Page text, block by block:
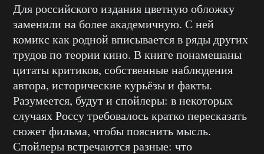
Для российского издания цветную обложку
заменили на более академичную. С ней
комикс как родной вписывается в ряды других
трудов по теории кино. В книге понамешаны
цитаты критиков, собственные наблюдения
автора, исторические курьёзы и факты.
Разумеется, будут и спойлеры: в некоторых
случаях Россу требовалось кратко пересказать
сюжет фильма, чтобы пояснить мысль.
Спойлеры встречаются разные: что